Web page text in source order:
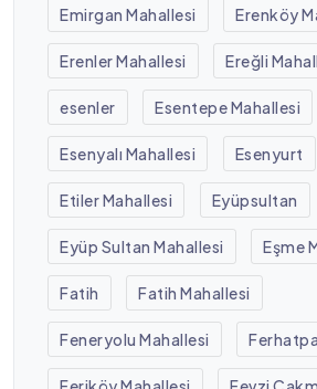
Emirgan Mahallesi Erenköy
Erenler Mahallesi Ereğli
esenler Esentepe Mahallesi
Esenyalı Mahallesi Esenyurt
Etiler Mahallesi Eyüpsultan
Eyüp Sultan Mahallesi Eşme
Fatih Fatih Mahallesi
Feneryolu Mahallesi